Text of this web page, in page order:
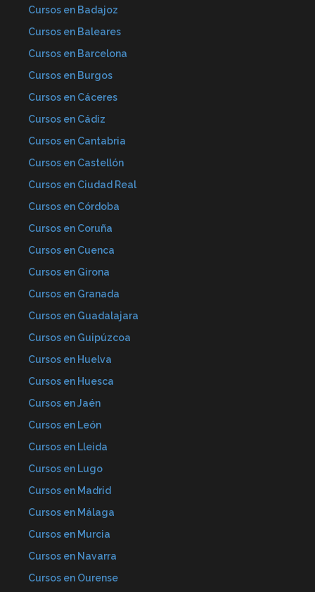
Cursos en Badajoz
Cursos en Baleares
Cursos en Barcelona
Cursos en Burgos
Cursos en Cáceres
Cursos en Cádiz
Cursos en Cantabria
Cursos en Castellón
Cursos en Ciudad Real
Cursos en Córdoba
Cursos en Coruña
Cursos en Cuenca
Cursos en Girona
Cursos en Granada
Cursos en Guadalajara
Cursos en Guipúzcoa
Cursos en Huelva
Cursos en Huesca
Cursos en Jaén
Cursos en León
Cursos en Lleida
Cursos en Lugo
Cursos en Madrid
Cursos en Málaga
Cursos en Murcia
Cursos en Navarra
Cursos en Ourense